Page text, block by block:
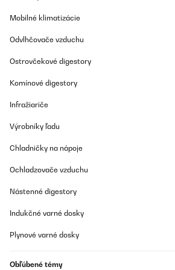
Mobilné klimatizácie
Odvlhčovače vzduchu
Ostrovčekové digestory
Komínové digestory
Infražiariče
Výrobníky ľadu
Chladničky na nápoje
Ochladzovače vzduchu
Nástenné digestory
Indukčné varné dosky
Plynové varné dosky
Obľúbené témy